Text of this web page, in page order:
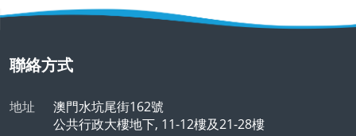
聯絡方式
地址
澳門水坑尾街162號
公共行政大樓地下, 11-12樓及21-28樓